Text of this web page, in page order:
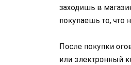
заходишь в
покупаешь то, что
После покупки
или электронный